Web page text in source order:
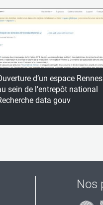
d’un espace
sein de l’entrepôt national
data gouv
Nos